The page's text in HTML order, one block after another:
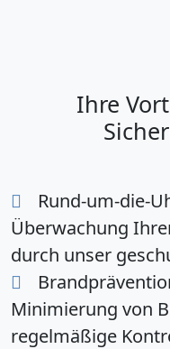
Ihre
Rund-um-die-
Überwachung
durch unser
Minimierung von
regelmäßige